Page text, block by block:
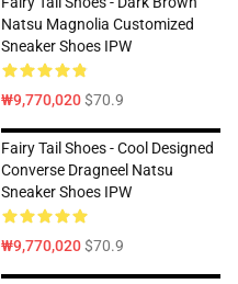
Natsu Magnolia Customized
Sneaker Shoes IPW
₩9,770,020$70.9
Fairy Tail Shoes - Cool Designed
Converse Dragneel Natsu
Sneaker Shoes IPW
₩9,770,020$70.9